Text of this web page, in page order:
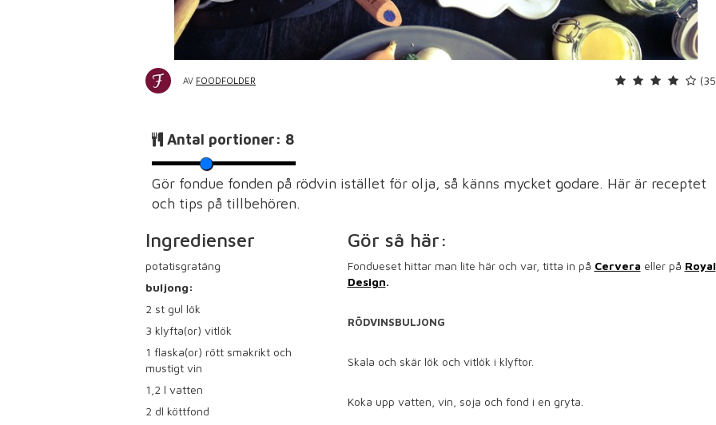
AV FOODFOLDER
Antal portioner: 8
Gör fondue fonden på rödvin istället för olja, så känns mycket godare. Här är receptet
och tips på tillbehören.
Ingredienser
potatisgratäng
buljong:
2 st gul lök
3 klyfta(or) vitlök
1 flaska(or) rött smakrikt och
mustigt vin
1,2 l vatten
2 dl köttfond
Gör så här:
Fondueset hittar man lite här och var, titta in på Cervera eller på Royal
Design.
RÖDVINSBULJONG
Skala och skär lök och vitlök i klyftor.
Koka upp vatten, vin, soja och fond i en gryta.